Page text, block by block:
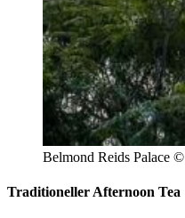
Belmond Reids Palace
Traditioneller Afternoon Tea